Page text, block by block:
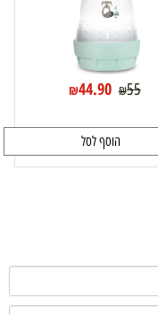
₪55
₪44.90
הוסף לסל